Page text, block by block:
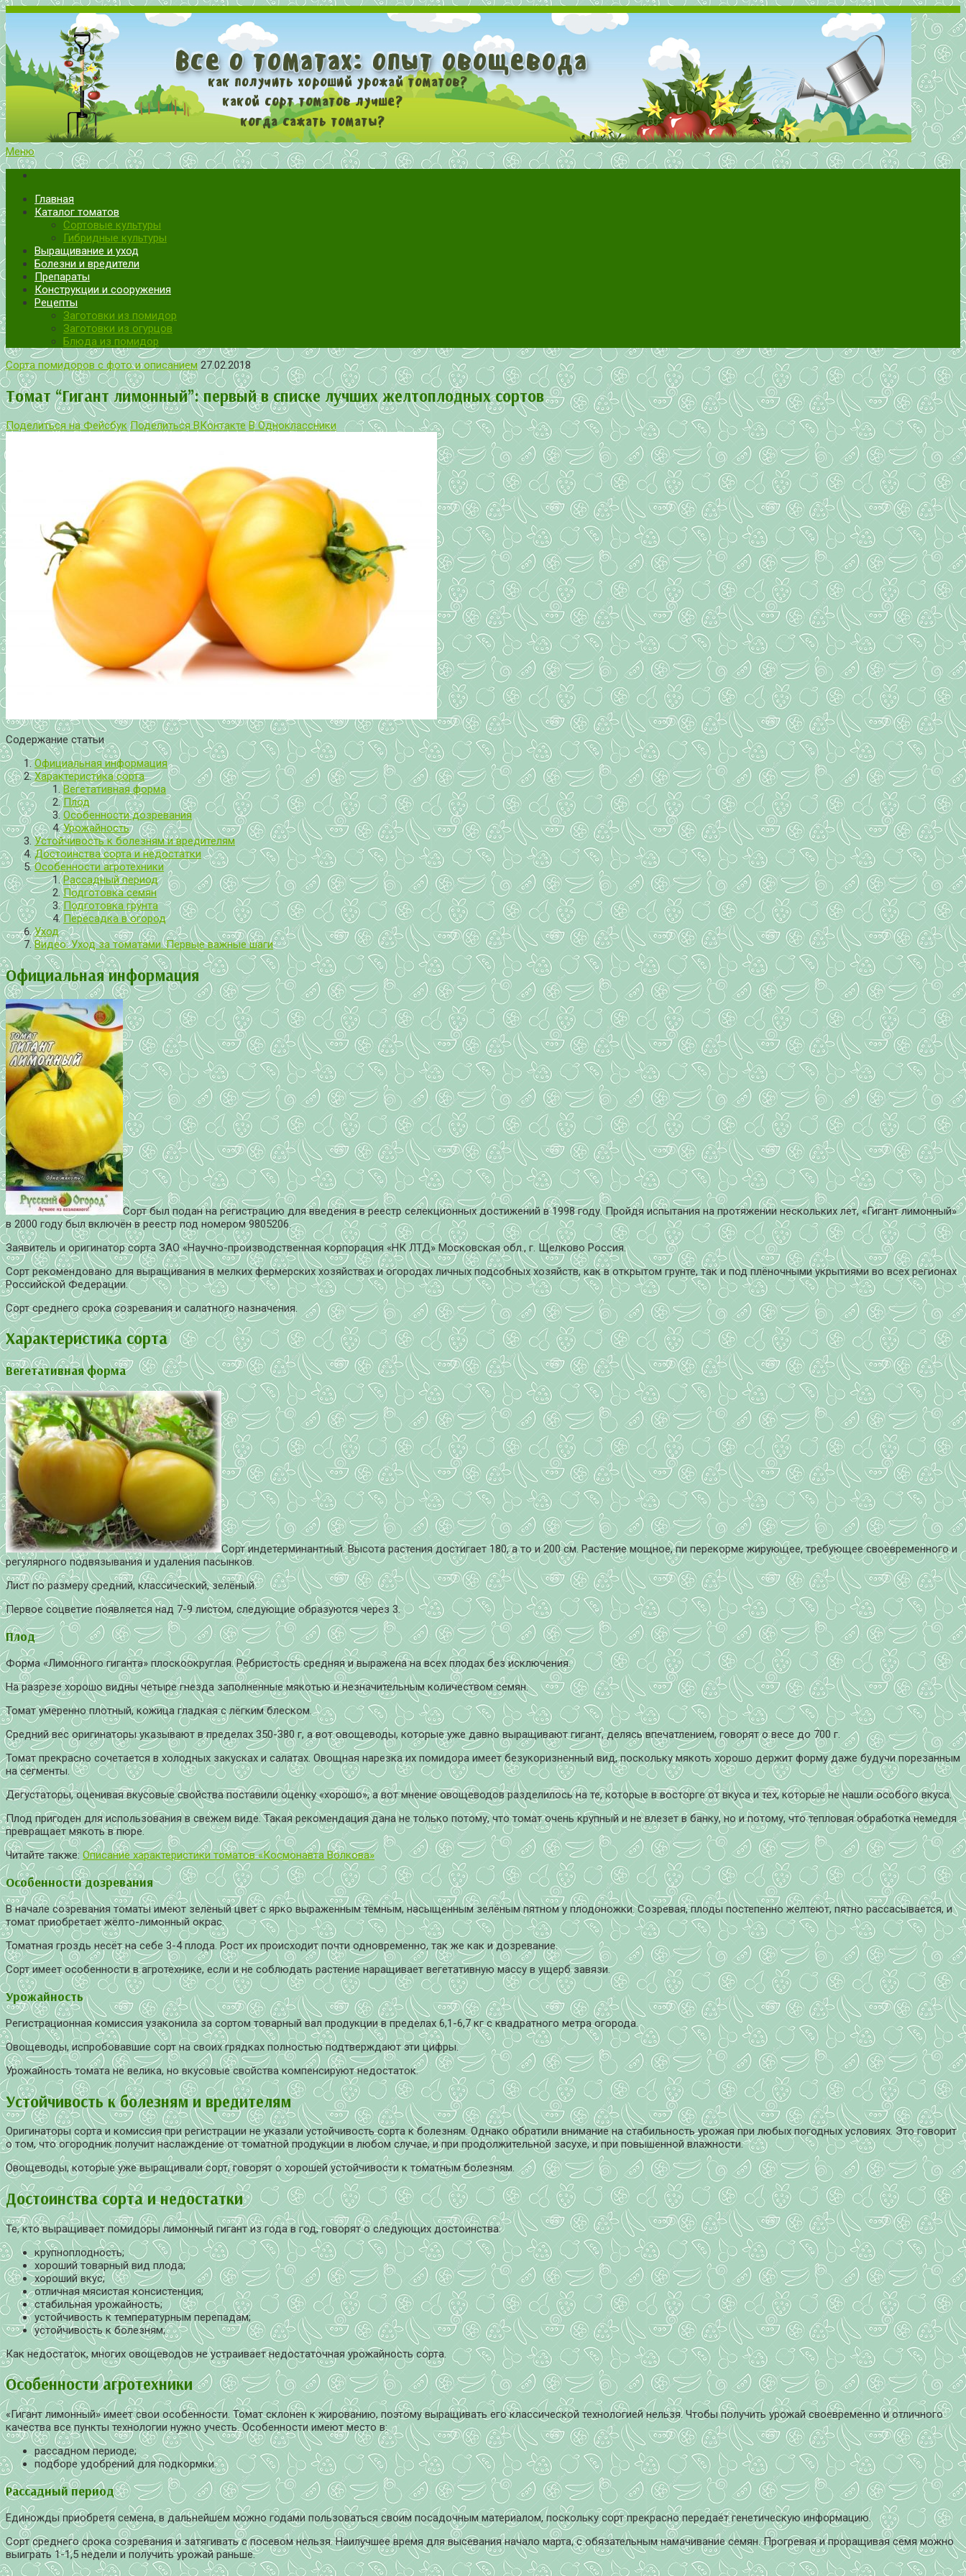
Все о томатах. Выращивание томатов. Сорта и рассада.
Выращивание и уход за томатами
Меню
Главная
Каталог томатов
Сортовые культуры
Гибридные культуры
Выращивание и уход
Болезни и вредители
Препараты
Конструкции и сооружения
Рецепты
Заготовки из помидор
Заготовки из огурцов
Блюда из помидор
Сорта помидоров с фото и описанием 27.02.2018
Томат “Гигант лимонный”: первый в списке лучших желтоплодных сортов
Поделиться на Фейсбук Поделиться ВКонтакте В Одноклассники
Содержание статьи
Официальная информация
Характеристика сорта
Вегетативная форма
Плод
Особенности дозревания
Урожайность
Устойчивость к болезням и вредителям
Достоинства сорта и недостатки
Особенности агротехники
Рассадный период
Подготовка семян
Подготовка грунта
Пересадка в огород
Уход
Видео: Уход за томатами. Первые важные шаги
Официальная информация
Сорт был подан на регистрацию для введения в реестр селекционных достижений в 1998 году. Пройдя испытания на протяжении нескольких лет, «Гигант лимонный»
в 2000 году был включён в реестр под номером 9805206.
Заявитель и оригинатор сорта ЗАО «Научно-производственная корпорация «НК ЛТД» Московская обл., г. Щелково Россия.
Сорт рекомендовано для выращивания в мелких фермерских хозяйствах и огородах личных подсобных хозяйств, как в открытом грунте, так и под плёночными укрытиями во всех регионах
Российской Федерации.
Сорт среднего срока созревания и салатного назначения.
Характеристика сорта
Вегетативная форма
Сорт индетерминантный. Высота растения достигает 180, а то и 200 см. Растение мощное, пи перекорме жирующее, требующее своевременного и
регулярного подвязывания и удаления пасынков.
Лист по размеру средний, классический, зелёный.
Первое соцветие появляется над 7-9 листом, следующие образуются через 3.
Плод
Форма «Лимонного гиганта» плоскоокруглая. Ребристость средняя и выражена на всех плодах без исключения.
На разрезе хорошо видны четыре гнезда заполненные мякотью и незначительным количеством семян.
Томат умеренно плотный, кожица гладкая с лёгким блеском.
Средний вес оригинаторы указывают в пределах 350-380 г, а вот овощеводы, которые уже давно выращивают гигант, делясь впечатлением, говорят о весе до 700 г.
Томат прекрасно сочетается в холодных закусках и салатах. Овощная нарезка их помидора имеет безукоризненный вид, поскольку мякоть хорошо держит форму даже будучи порезанным
на сегменты.
Дегустаторы, оценивая вкусовые свойства поставили оценку «хорошо», а вот мнение овощеводов разделилось на те, которые в восторге от вкуса и тех, которые не нашли особого вкуса.
Плод пригоден для использования в свежем виде. Такая рекомендация дана не только потому, что томат очень крупный и не влезет в банку, но и потому, что тепловая обработка немедля
превращает мякоть в пюре.
Читайте также: Описание характеристики томатов «Космонавта Волкова»
Особенности дозревания
В начале созревания томаты имеют зелёный цвет с ярко выраженным тёмным, насыщенным зелёным пятном у плодоножки. Созревая, плоды постепенно желтеют, пятно рассасывается, и
томат приобретает жёлто-лимонный окрас.
Томатная гроздь несёт на себе 3-4 плода. Рост их происходит почти одновременно, так же как и дозревание.
Сорт имеет особенности в агротехнике, если и не соблюдать растение наращивает вегетативную массу в ущерб завязи.
Урожайность
Регистрационная комиссия узаконила за сортом товарный вал продукции в пределах 6,1-6,7 кг с квадратного метра огорода.
Овощеводы, испробовавшие сорт на своих грядках полностью подтверждают эти цифры.
Урожайность томата не велика, но вкусовые свойства компенсируют недостаток.
Устойчивость к болезням и вредителям
Оригинаторы сорта и комиссия при регистрации не указали устойчивость сорта к болезням. Однако обратили внимание на стабильность урожая при любых погодных условиях. Это говорит
о том, что огородник получит наслаждение от томатной продукции в любом случае, и при продолжительной засухе, и при повышенной влажности.
Овощеводы, которые уже выращивали сорт, говорят о хорошей устойчивости к томатным болезням.
Достоинства сорта и недостатки
Те, кто выращивает помидоры лимонный гигант из года в год, говорят о следующих достоинства:
крупноплодность;
хороший товарный вид плода;
хороший вкус;
отличная мясистая консистенция;
стабильная урожайность;
устойчивость к температурным перепадам;
устойчивость к болезням;
Как недостаток, многих овощеводов не устраивает недостаточная урожайность сорта.
Особенности агротехники
«Гигант лимонный» имеет свои особенности. Томат склонен к жированию, поэтому выращивать его классической технологией нельзя. Чтобы получить урожай своевременно и отличного
качества все пункты технологии нужно учесть. Особенности имеют место в:
рассадном периоде;
подборе удобрений для подкормки.
Рассадный период
Единожды приобретя семена, в дальнейшем можно годами пользоваться своим посадочным материалом, поскольку сорт прекрасно передаёт генетическую информацию.
Сорт среднего срока созревания и затягивать с посевом нельзя. Наилучшее время для высевания начало марта, с обязательным намачивание семян. Прогревая и проращивая семя можно
выиграть 1-1,5 недели и получить урожай раньше.